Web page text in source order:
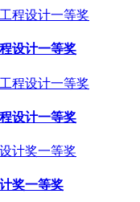
设计一等奖
设计一等奖
奖一等奖